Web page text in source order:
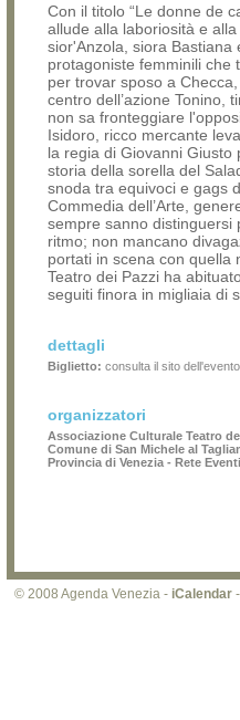
Con il titolo “Le donne de
allude alla laboriosità e
sior'Anzola, siora Bastiana
protagoniste femminili che
per trovar sposo a
centro dell’azione Tonino,
non sa fronteggiare
Isidoro, ricco mercante
la regia di Giovanni Giusto
storia della sorella del
snoda tra equivoci e gags
Commedia dell’Arte,
sempre sanno distinguersi
ritmo; non mancano
portati in scena con quella
Teatro dei Pazzi ha
seguiti finora in migliaia di
dettagli
Biglietto: consulta il sito dell'evento
organizzatori
Associazione Culturale Teatro
Comune di San Michele al
Provincia di Venezia - Rete Eventi
© 2008 Agenda Venezia - iCalendar -